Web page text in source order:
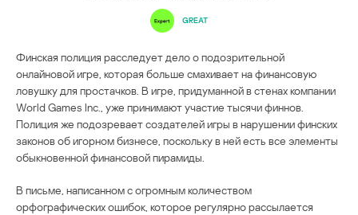
GREAT
Финская полиция расследует дело о подозрительной
онлайновой игре, которая больше смахивает на финансовую
ловушку для простачков. В игре, придуманной в стенах компании
World Games Inc., уже принимают участие тысячи финнов.
Полиция же подозревает создателей игры в нарушении финских
законов об игорном бизнесе, поскольку в ней есть все элементы
обыкновенной финансовой пирамиды.
В письме, написанном с огромным количеством
орфографических ошибок, которое регулярно рассылается